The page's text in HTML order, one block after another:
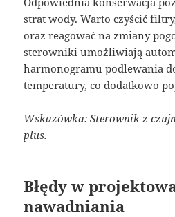
strat wody. Warto czyścić
oraz reagować na zmiany
sterowniki umożliwiają
harmonogramu podlewania
temperatury, co dodatkowo
Wskazówka: Sterownik z
plus.
Błędy w
nawadniania